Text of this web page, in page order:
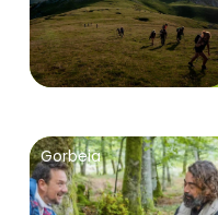
Gorbeia